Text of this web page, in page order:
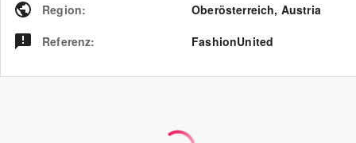
Region: Oberösterreich, Austria
Referenz: FashionUnited